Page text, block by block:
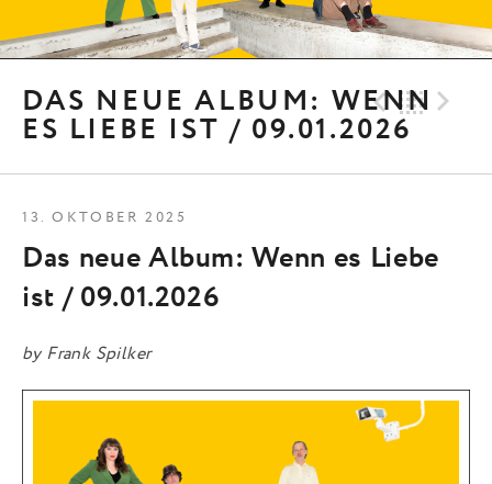
DAS NEUE ALBUM: WENN
ES LIEBE IST / 09.01.2026
Das neue Album: Wenn es Liebe
ist / 09.01.2026
by Frank Spilker
13. OKTOBER 2025